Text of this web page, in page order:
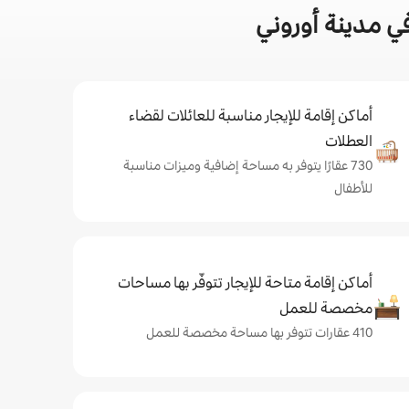
مدينة أوروني
أماكن إقامة للإيجار مناسبة للعائلات لقضاء
العطلات
730 عقارًا يتوفر به مساحة إضافية وميزات مناسبة
للأطفال
أماكن إقامة متاحة للإيجار تتوفّر بها مساحات
مخصصة للعمل
410 عقارات تتوفر بها مساحة مخصصة للعمل